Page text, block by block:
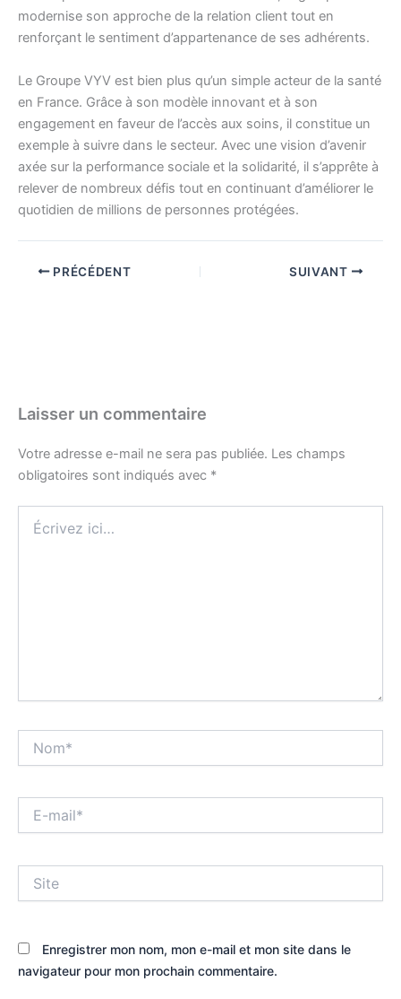
modernise son approche de la relation client tout en
renforçant le sentiment d’appartenance de ses adhérents.
Le Groupe VYV est bien plus qu’un simple acteur de la santé
en France. Grâce à son modèle innovant et à son
engagement en faveur de l’accès aux soins, il constitue un
exemple à suivre dans le secteur. Avec une vision d’avenir
axée sur la performance sociale et la solidarité, il s’apprête à
relever de nombreux défis tout en continuant d’améliorer le
quotidien de millions de personnes protégées.
PRÉCÉDENT SUIVANT
Laisser un commentaire
Votre adresse e-mail ne sera pas publiée. Les champs
obligatoires sont indiqués avec *
ici…
mail*
Enregistrer mon nom, mon e-mail et mon site dans le
navigateur pour mon prochain commentaire.